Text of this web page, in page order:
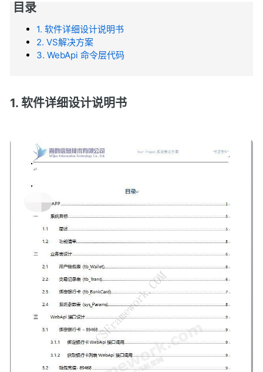
目录
1. 软件详细设计说明书
2. VS解决方案
3. WebApi 命令层代码
1. 软件详细设计说明书